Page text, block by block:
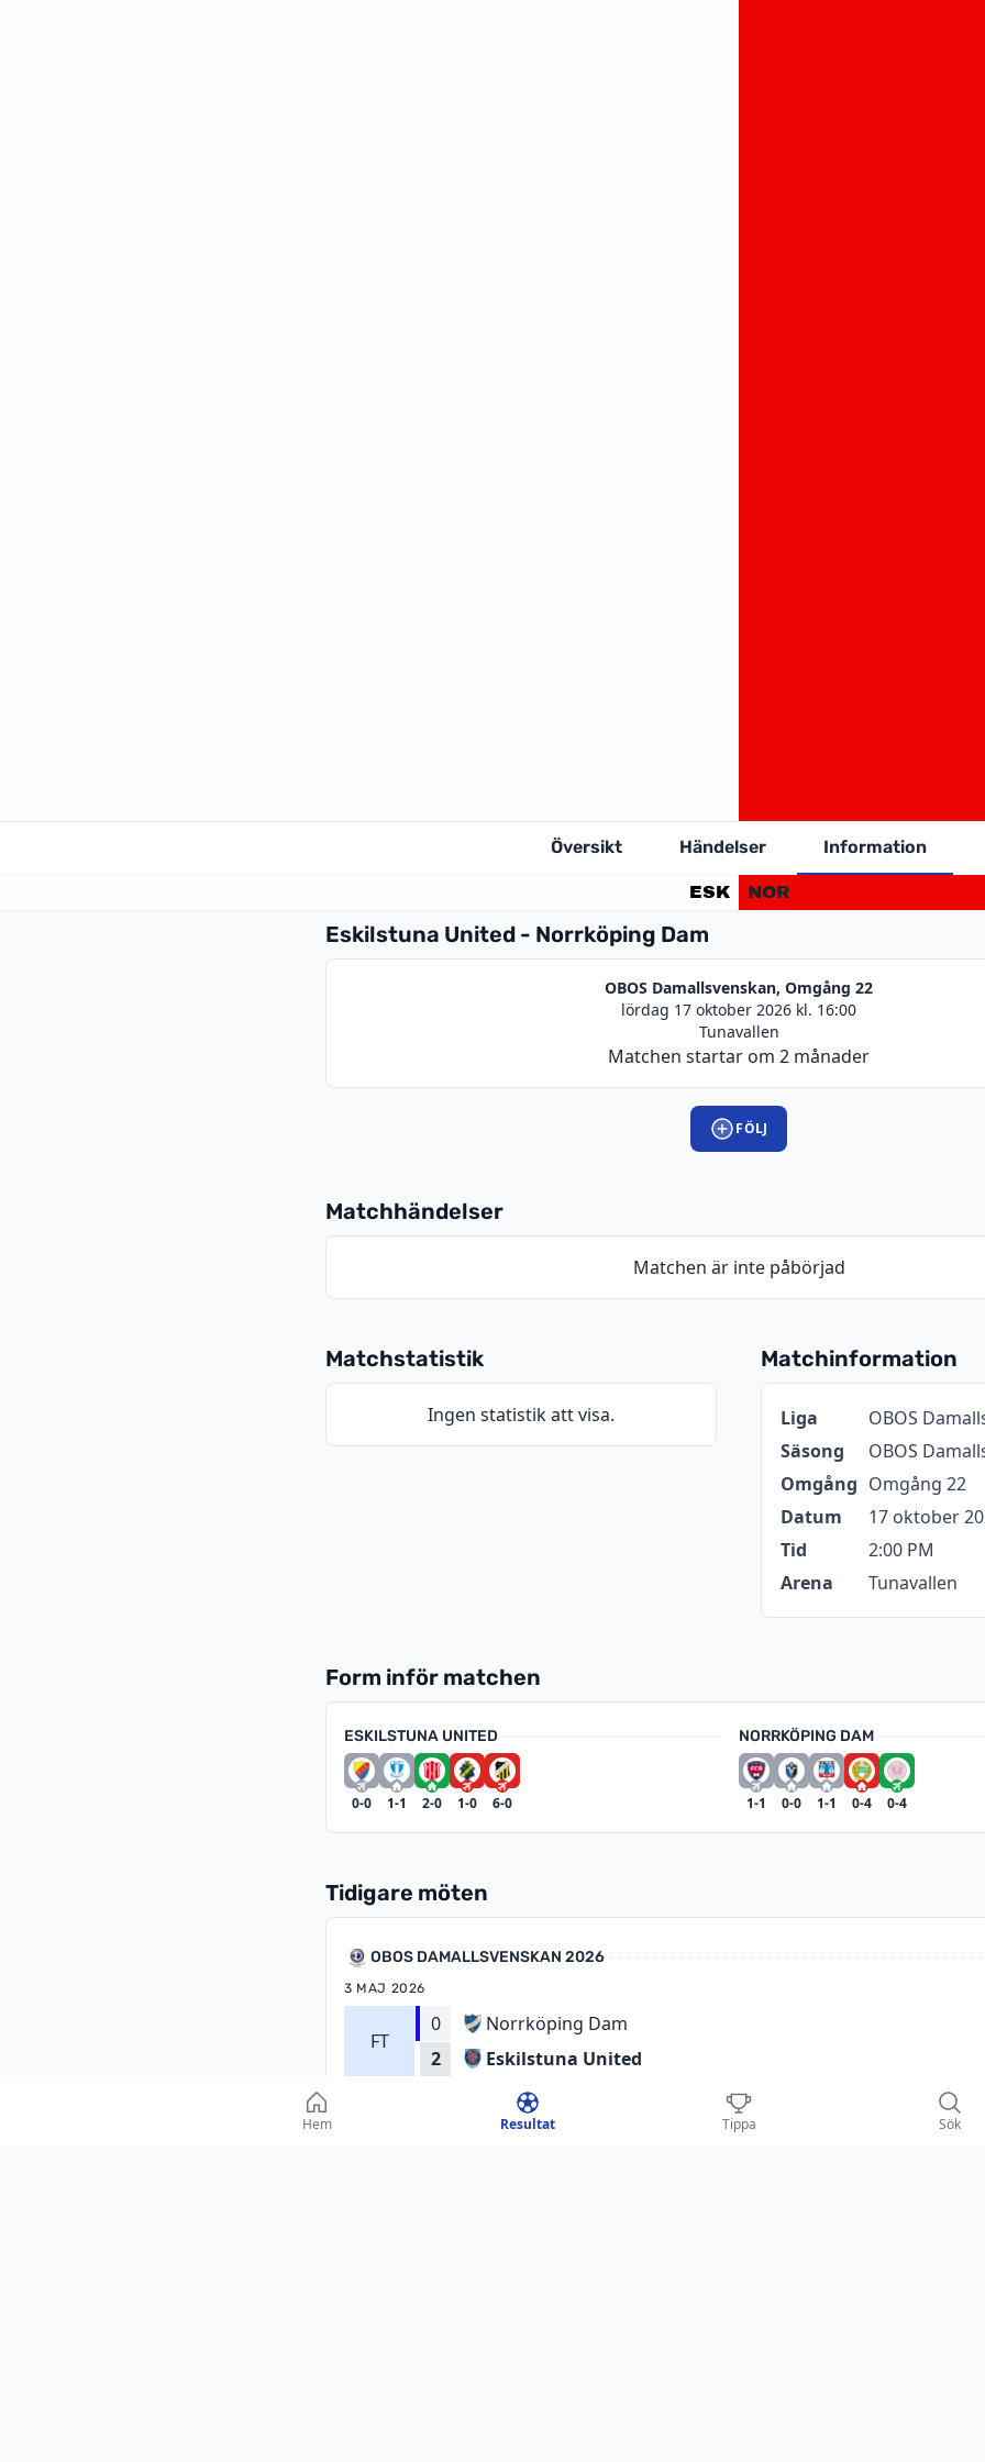
Översikt Händelser Information
ESK NOR
Eskilstuna United - Norrköping Dam
OBOS Damallsvenskan, Omgång 22
lördag 17 oktober 2026 kl. 16:00
Tunavallen
Matchen startar om 2 månader
FÖLJ
Matchhändelser
Matchen är inte påbörjad
Matchstatistik
Ingen statistik att visa.
Matchinformation
InformationVärde
Liga
OBOS
Säsong
OBOS
Omgång Omgång 22
Datum
17 oktober
Tid
2:00 PM
Arena
Tunavallen
Form inför matchen
ESKILSTUNA UNITED
0-0 1-1 2-0 1-0 6-0
NORRKÖPING DAM
1-1 0-0 1-1 0-4 0-4
Tidigare möten
OBOS DAMALLSVENSKAN 2026
3 MAJ 2026
FT
0
2
Norrköping Dam
Eskilstuna United
SVENSKA CUPEN - DAM 2024/25
Hem Resultat Tippa Sök